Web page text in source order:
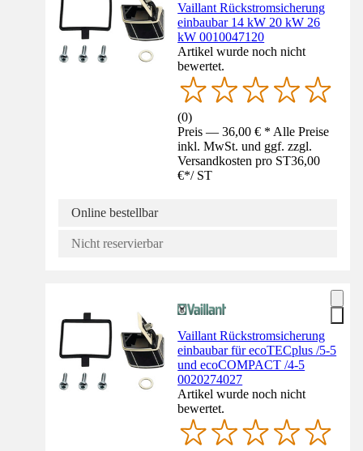
Vaillant Rückstromsicherung
einbaubar 14 kW 20 kW 26
kW 0010047120
Artikel wurde noch nicht
bewertet.
(0)
Preis — 36,00 € * Alle Preise
inkl. MwSt. und ggf. zzgl.
Versandkosten pro ST36,00
€*/ ST
Online bestellbar
Nicht reservierbar
Vaillant Rückstromsicherung
einbaubar für ecoTECplus /5-5
und ecoCOMPACT /4-5
0020274027
Artikel wurde noch nicht
bewertet.